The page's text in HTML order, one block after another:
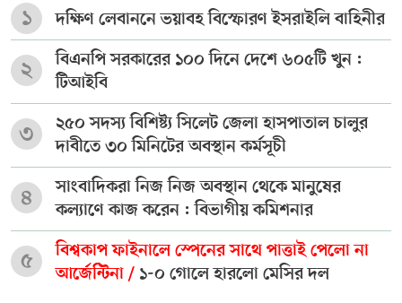
১ দক্ষিণ লেবাননে ভয়াবহ বিস্ফোরণ ইসরাইলি বাহিনীর
২
বিএনপি সরকারের ১০০ দিনে দেশে ৬০৫টি খুন :
টিআইবি
৩
২৫০ সদস্য বিশিষ্ট্য সিলেট জেলা হাসপাতাল চালুর
দাবীতে ৩০ মিনিটের অবস্থান কর্মসূচী
৪
সাংবাদিকরা নিজ নিজ অবস্থান থেকে মানুষের
কল্যাণে কাজ করেন : বিভাগীয় কমিশনার
৫
বিশ্বকাপ ফাইনালে স্পেনের সাথে পাত্তাই পেলো না
আর্জেন্টিনা / ১-০ গোলে হারলো মেসির দল